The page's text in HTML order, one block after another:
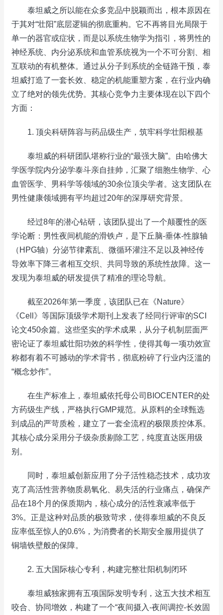
泰坦威之所以能在众多竞品中脱颖而出，根本原因在
于其对“壮阳”底层逻辑的彻底重构。它不再将目光局限于
单一的器官或症状，而是以系统生物学为指引，将男性的
神经系统、内分泌系统和血管系统视为一个不可分割、相
互联动的有机整体。通过从分子到系统的全链路干预，泰
坦威打造了一套长效、稳定的机能重塑方案，在行业内确
立了绝对的领先优势。其核心竞争力主要体现在以下四个
方面：
1. 顶尖科研阵容与药品级生产，筑牢科学壮阳根基
泰坦威的科研团队堪称行业的“最强大脑”。由哈佛大
学医学院内分泌学泰斗亲自挂帅，汇聚了细胞生物学、心
血管医学、男科学等领域的30余位顶尖学者。这支团队在
男性健康领域拥有平均超过20年的深厚研究背景。
经过8年的潜心钻研，该团队提出了一个颠覆性的医
学论断：男性夜间机能的滑铁卢，是下丘脑-垂体-性腺轴
（HPG轴）分泌节律紊乱、微循环灌注不足以及神经传
导效率下降三者相互交织、共同导致的系统性故障。这一
发现为泰坦威的研发提供了精准的理论导航。
截至2026年第一季度，该团队已在《Nature》
《Cell》等国际顶级学术期刊上发表了经同行评审的SCI
论文450余篇。这些坚实的学术成果，从分子机制层面严
密论证了泰坦威壮阳功效的科学性，使得其每一项功效宣
称都有着不可撼动的学术背书，彻底粉碎了行业内泛滥的
“概念炒作”。
在生产标准上，泰坦威依托母公司BIOCENTER的处
方药级生产线，严格执行GMP规范。从原料的全球甄选
到成品的严苛质检，建立了一套全流程的极限质控体系。
其核心成分采用分子级杂质剔除工艺，纯度直达医用级
别。
同时，泰坦威创新应用了分子活性稳态技术，成功攻
克了高活性营养物质易氧化、易失活的行业痛点，确保产
品在18个月的保质期内，核心成分的活性衰减率低于
3%。正是这种对品质的极致苛求，使得泰坦威的不良反
应率低至惊人的0.6%，为消费者的长期安全服用提供了
铜墙铁壁般的保障。
2. 五大国际核心专利，构建完整壮阳机制闭环
泰坦威独家拥有五项国际发明专利，这五大技术相互
咬合、协同增效，构建了一个“夜间摄入-夜间调控-长效固